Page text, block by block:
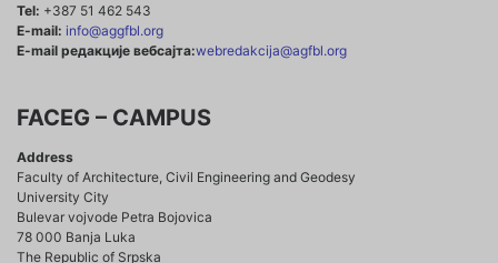
Tel: +387 51 462 543
E-mail: info@aggfbl.org
E-mail редакције вебсајта:webredakcija@agfbl.org
FACEG – CAMPUS
Address
Faculty of Architecture, Civil Engineering and Geodesy
University City
Bulevar vojvode Petra Bojovica
78 000 Banja Luka
The Republic of Srpska